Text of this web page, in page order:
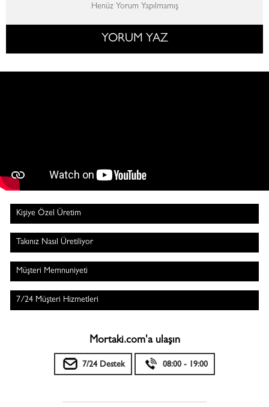
Henüz Yorum Yapılmamış
YORUM YAZ
Kişiye Özel Üretim
Takınız Nasıl Üretiliyor
Müşteri Memnuniyeti
7/24 Müşteri Hizmetleri
Mortaki.com'a ulaşın
7/24 Destek 08:00 - 19:00